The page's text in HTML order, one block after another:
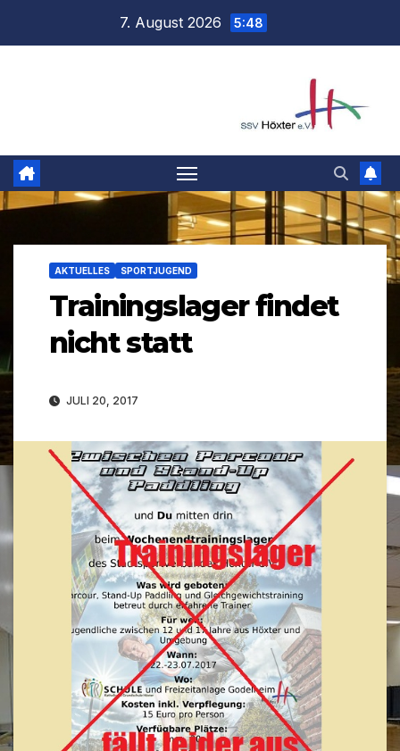
7. August 2026 5:48
AKTUELLES SPORTJUGEND
Trainingslager findet
nicht statt
JULI 20, 2017